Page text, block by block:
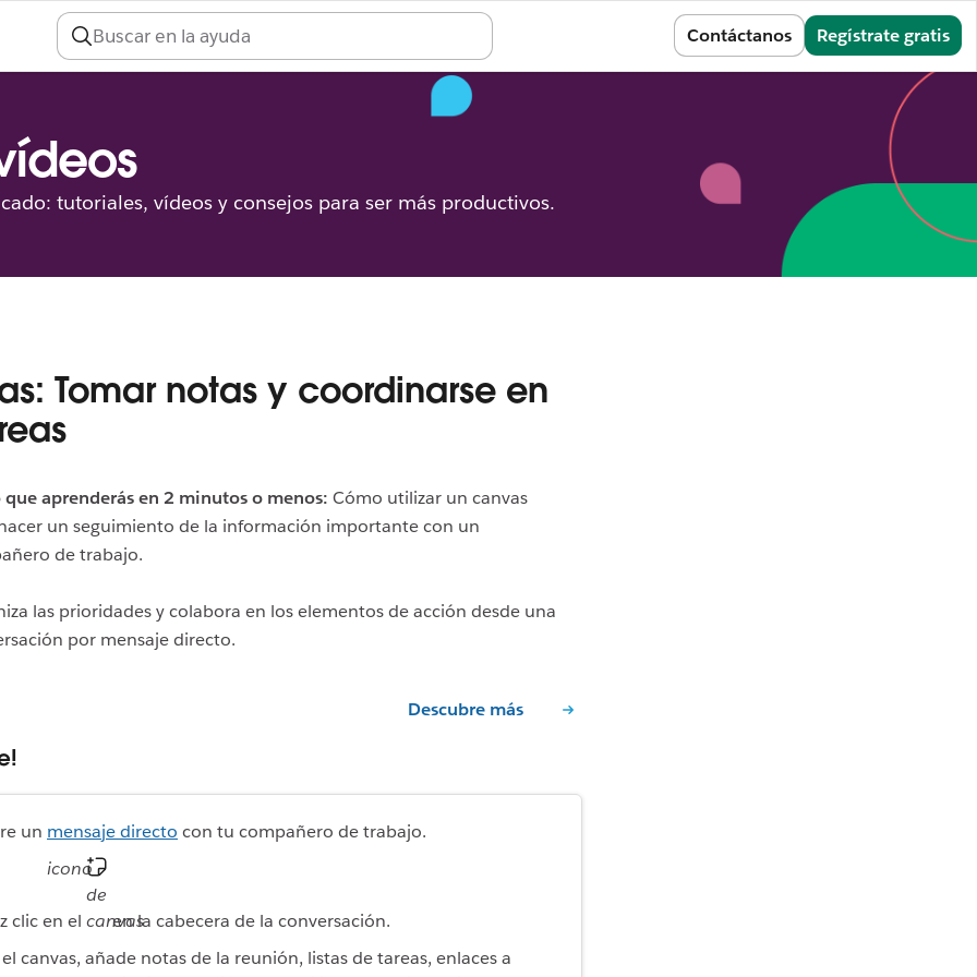
Contáctanos Regístrate gratis
tutoriales, vídeos y consejos para ser más productivos.
Tomar notas y coordinarse en
que aprenderás en 2 minutos o menos: Cómo utilizar un canvas
un seguimiento de la información importante con un
de trabajo.
las prioridades y colabora en los elementos de acción desde una
por mensaje directo.
Descubre más
un mensaje directo con tu compañero de trabajo.
clic en el
icono
de
canvas
en la cabecera de la conversación.
canvas, añade notas de la reunión, listas de tareas, enlaces a